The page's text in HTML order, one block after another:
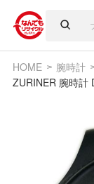
HOME 腕時計
ZURINER 腕時計